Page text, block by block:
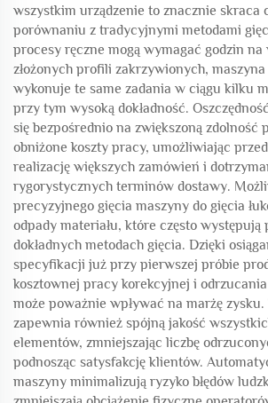
wszystkim urządzenie to znacznie skraca
porównaniu z tradycyjnymi metodami
procesy ręczne mogą wymagać godzin na
złożonych profili zakrzywionych, maszyna
wykonuje te same zadania w ciągu kilku
przy tym wysoką dokładność.
się bezpośrednio na zwiększoną zdolność
obniżone koszty pracy, umożliwiając
realizację większych zamówień i
rygorystycznych terminów dostawy.
precyzyjnego gięcia maszyny do gięcia
odpady materiału, które często występują
dokładnych metodach gięcia. Dzięki
specyfikacji już przy pierwszej próbie
kosztownej pracy korekcyjnej i
może poważnie wpływać na marżę
zapewnia również spójną jakość
elementów, zmniejszając liczbę
podnosząc satysfakcję klientów.
maszyny minimalizują ryzyko błędów